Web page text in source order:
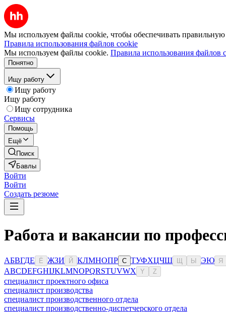
Мы используем файлы cookie, чтобы обеспечивать правильную
Правила использования файлов cookie
Мы используем файлы cookie. Правила использования файлов
Понятно
Ищу работу
Ищу работу
Ищу работу
Ищу сотрудника
Сервисы
Помощь
Ещё
Поиск
Бавлы
Войти
Войти
Создать резюме
Работа и вакансии по
АБВГДЕ Ё ЖЗИ Й КЛМНОПР С ТУФХЦЧШ Ы ЭЮ Я
ABCDEFGHIJKLMNOPQRSTUVWX Y Z
специалист проектного офиса
специалист производства
специалист производственного отдела
специалист производственно-диспетчерского отдела